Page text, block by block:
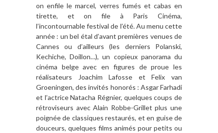
on enfile le marcel, verres fumés et cabas en
tirette, et on file à Paris Cinéma,
l’incontournable festival de l’été. Au menu cette
année : un bel étal d’avant premières venues de
Cannes ou d’ailleurs (les derniers Polanski,
Kechiche, Doillon…), un copieux panorama du
cinéma belge avec en figures de proue les
réalisateurs Joachim Lafosse et Felix van
Groeningen, des invités honorés : Asgar Farhadi
et l’actrice Natacha Régnier, quelques coups de
rétroviseurs avec Alain Robbe-Grillet plus une
poignée de classiques restaurés, et en guise de
douceurs, quelques films animés pour petits ou